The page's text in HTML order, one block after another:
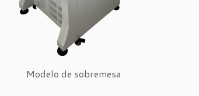
Modelo de sobremesa